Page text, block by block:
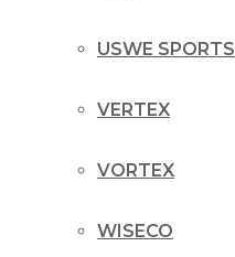
USWE SPORTS
VERTEX
VORTEX
WISECO